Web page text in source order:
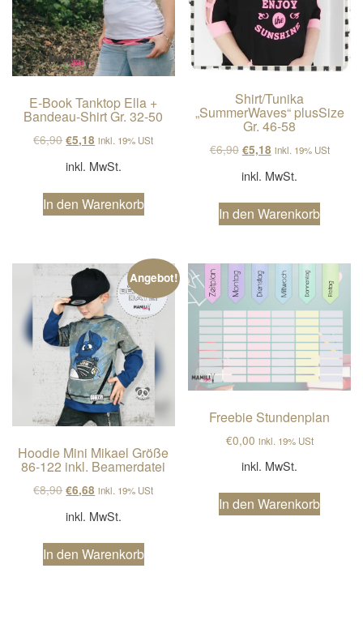
E-Book Tanktop Ella +
Bandeau-Shirt Gr. 32-50
€6,90Ursprünglicher Preis war: €6,90
€5,18 Aktueller Preis ist: €5,18.
inkl. 19% USt
inkl. MwSt.
In den Warenkorb
Shirt/Tunika
„SummerWaves“ plusSize
Gr. 46-58
€6,90 Ursprünglicher Preis
€5,18Aktueller Preis
inkl. 19% USt
inkl. MwSt.
In den Warenkorb
Angebot!
Hoodie Mini Mikael Größe
86-122 inkl. Beamerdatei
€8,90Ursprünglicher Preis war: €8,90
€6,68 Aktueller Preis ist: €6,68.
inkl. 19% USt
inkl. MwSt.
In den Warenkorb
Freebie Stundenplan
€0,00 inkl. 19% USt
inkl. MwSt.
In den Warenkorb